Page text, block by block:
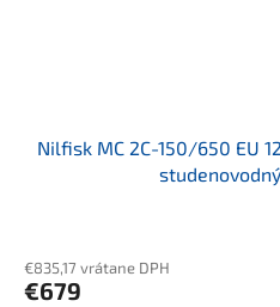
Nilfisk MC 2C-150/650 EU
€835,17 vrátane DPH
€679